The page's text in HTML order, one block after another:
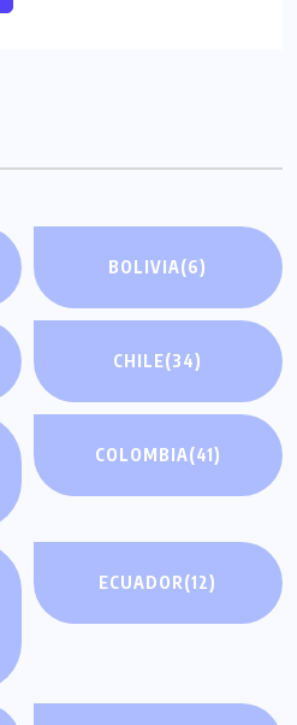
BOLIVIA(6)
CHILE(34)
COLOMBIA(41)
ECUADOR(12)